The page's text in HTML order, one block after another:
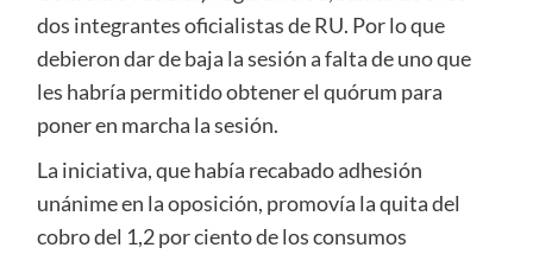
dos integrantes oficialistas de RU. Por lo que
debieron dar de baja la sesión a falta de uno que
les habría permitido obtener el quórum para
poner en marcha la sesión.
La iniciativa, que había recabado adhesión
unánime en la oposición, promovía la quita del
cobro del 1,2 por ciento de los consumos